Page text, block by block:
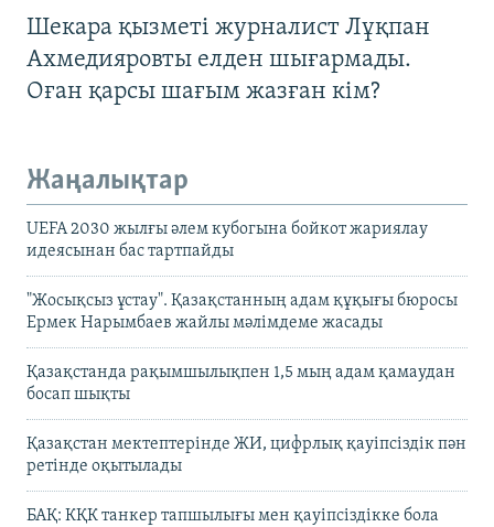
Шекара қызметі журналист Лұқпан
Ахмедияровты елден шығармады.
Оған қарсы шағым жазған кім?
Жаңалықтар
UEFA 2030 жылғы әлем кубогына бойкот жариялау
идеясынан бас тартпайды
"Жосықсыз ұстау". Қазақстанның адам құқығы бюросы
Ермек Нарымбаев жайлы мәлімдеме жасады
Қазақстанда рақымшылықпен 1,5 мың адам қамаудан
босап шықты
Қазақстан мектептерінде ЖИ, цифрлық қауіпсіздік пән
ретінде оқытылады
БАҚ: КҚК танкер тапшылығы мен қауіпсіздікке бола